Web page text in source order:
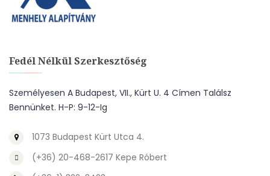
Fedél Nélkül Szerkesztőség
Személyesen A Budapest, VII., Kürt U. 4 Címen Találsz
Bennünket. H-P: 9-12-Ig
1073 Budapest Kürt Utca 4.
(+36) 20-468-2617 Kepe Róbert